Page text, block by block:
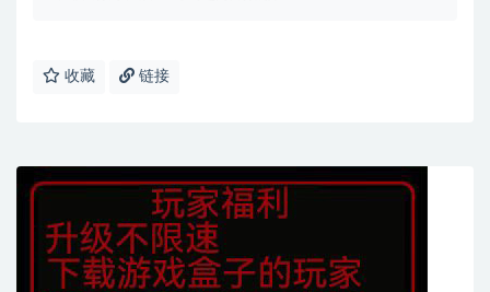
收藏 链接